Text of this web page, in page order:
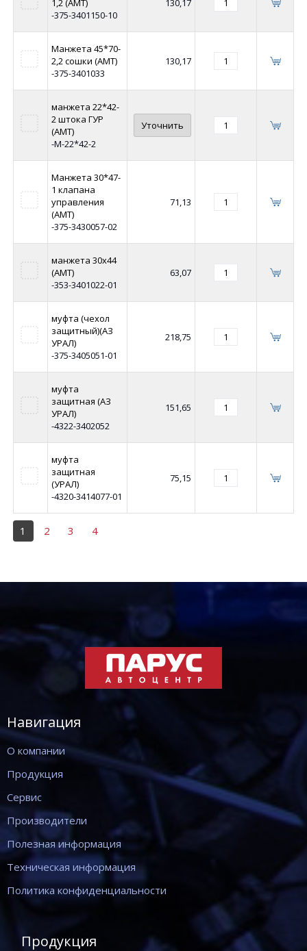
1,2 (АМТ)
-375-3401150-10
130,17
Манжета 45*70-
2,2 сошки (АМТ)
-375-3401033
130,17
манжета 22*42-
2 штока ГУР
(АМТ)
-М-22*42-2
Уточнить
Манжета 30*47-
1 клапана
управления
(АМТ)
-375-3430057-02
71,13
манжета 30х44
(АМТ)
-353-3401022-01
63,07
муфта (чехол
защитный)(АЗ
УРАЛ)
-375-3405051-01
218,75
муфта
защитная (АЗ
УРАЛ)
-4322-3402052
151,65
муфта
защитная
(УРАЛ)
-4320-3414077-01
75,15
1 2 3 4
Навигация
О компании
Продукция
Сервис
Производители
Полезная информация
Техническая информация
Политика конфиденциальности
Продукция